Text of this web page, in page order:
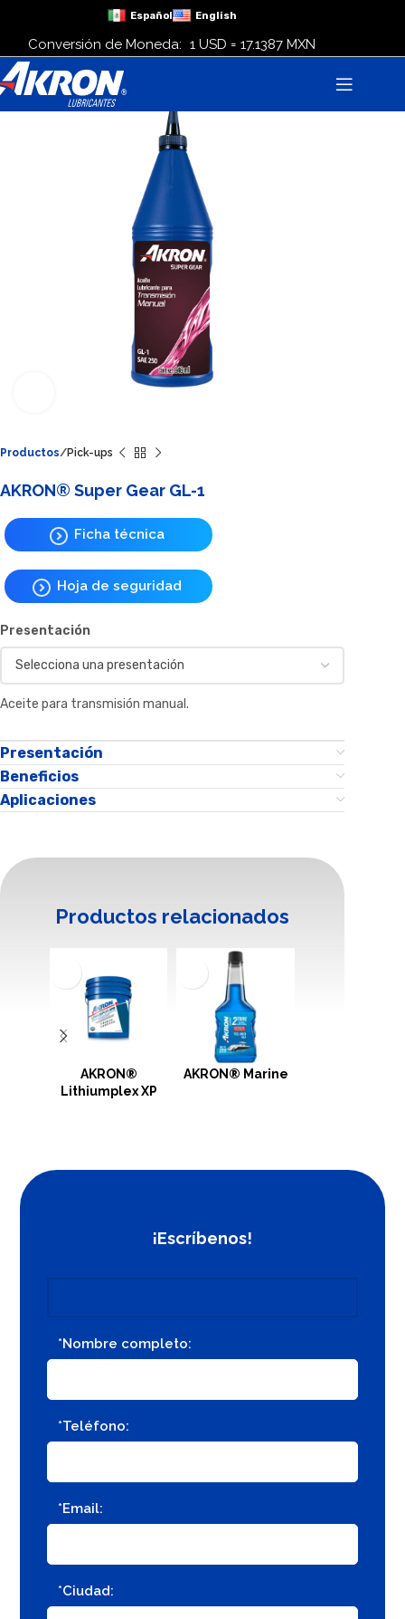
Conversión de Moneda: 1 USD = 17.1387 MXN
Español English
Click para agrandar
Productos Pick-ups
AKRON® Super Gear GL-1
Ficha técnica
Hoja de seguridad
Presentación
Aceite para transmisión manual.
Presentación
Beneficios
Aplicaciones
Productos relacionados
AKRON®
Lithiumplex XP
AKRON® Marine
¡Escríbenos!
*Nombre completo:
*Teléfono:
*Email:
*Ciudad: